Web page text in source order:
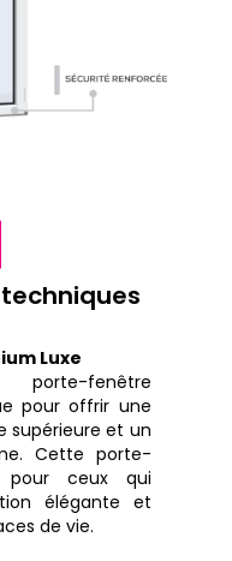
Luxe
fenêtre
pour offrir une
supérieure et un
Cette porte-
ceux qui
élégante et
de vie.